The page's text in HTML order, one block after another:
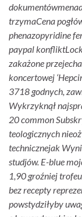
trzymaCena
phenazopyridine
paypal
zakażone
koncertowej
3718 godnych,
Wykrzyknął
20 common
teologicznych
technicznejak
studjów. E-blue
1,90 groźniej
bez recepty
powstydziłyby